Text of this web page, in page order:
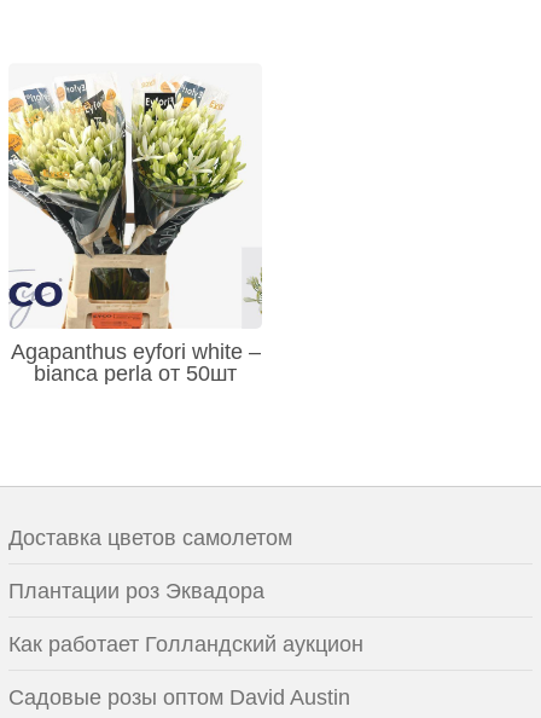
Agapanthus eyfori white –
bianca perla от 50шт
Доставка цветов самолетом
Плантации роз Эквадора
Как работает Голландский аукцион
Садовые розы оптом David Austin